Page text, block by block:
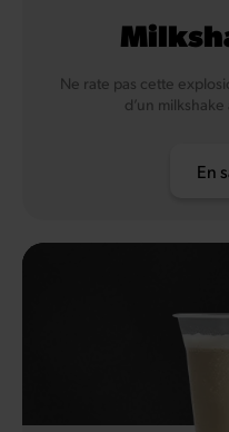
Ne rate pas cette
d’un
En